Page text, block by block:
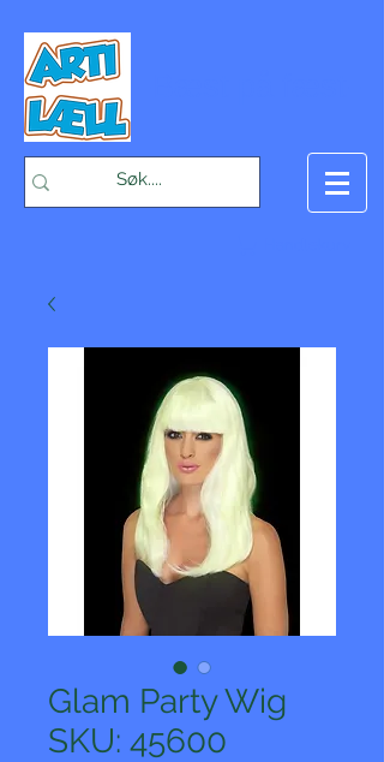
Glam Party Wig
SKU: 45600